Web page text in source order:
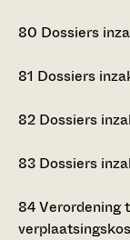
80 Dossiers
81 Dossiers
82 Dossiers
83 Dossiers
84Verordening